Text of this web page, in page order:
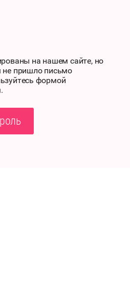
на нашем сайте, но
пришло письмо
формой